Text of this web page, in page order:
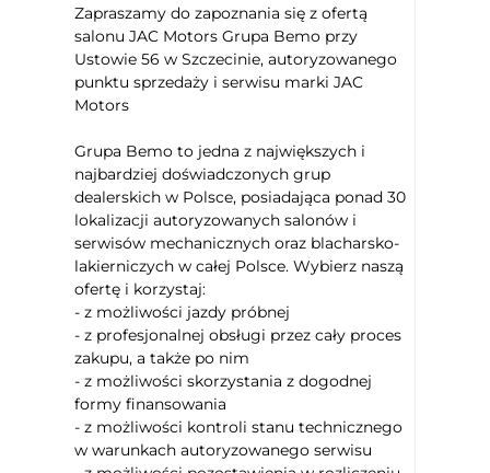
Zapraszamy do zapoznania się z ofertą
salonu JAC Motors Grupa Bemo przy
Ustowie 56 w Szczecinie, autoryzowanego
punktu sprzedaży i serwisu marki JAC
Motors
Grupa Bemo to jedna z największych i
najbardziej doświadczonych grup
dealerskich w Polsce, posiadająca ponad 30
lokalizacji autoryzowanych salonów i
serwisów mechanicznych oraz blacharsko-
lakierniczych w całej Polsce. Wybierz naszą
ofertę i korzystaj:
- z możliwości jazdy próbnej
- z profesjonalnej obsługi przez cały proces
zakupu, a także po nim
- z możliwości skorzystania z dogodnej
formy finansowania
- z możliwości kontroli stanu technicznego
w warunkach autoryzowanego serwisu